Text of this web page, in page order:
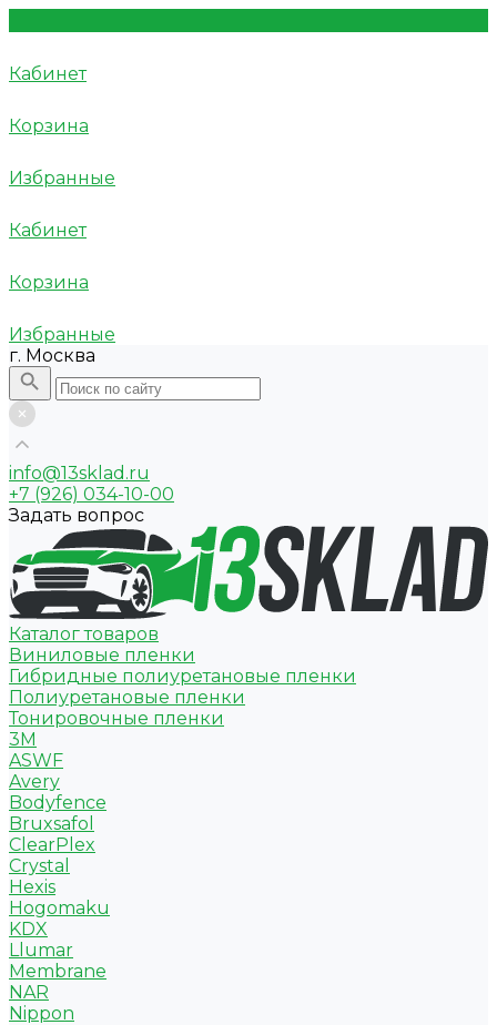
Кабинет
Корзина
Избранные
Кабинет
Корзина
Избранные
г. Москва
info@13sklad.ru
+7 (926) 034-10-00
Задать вопрос
Каталог товаров
Виниловые пленки
Гибридные полиуретановые пленки
Полиуретановые пленки
Тонировочные пленки
3M
ASWF
Avery
Bodyfence
Bruxsafol
ClearPlex
Crystal
Hexis
Hogomaku
KDX
Llumar
Membrane
NAR
Nippon